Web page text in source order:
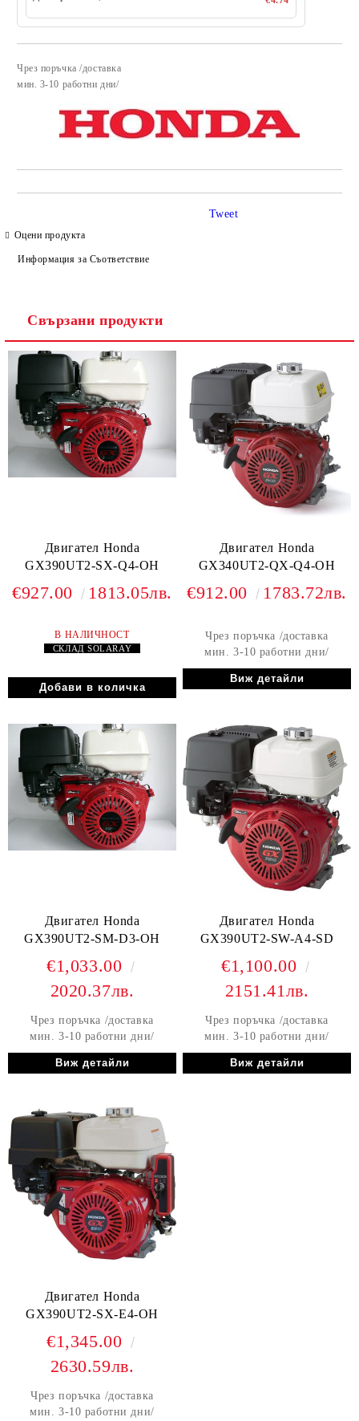
Чрез поръчка /доставка
​мин. 3-10 работни дни/
Оцени продукта
Информация за Съответствие
Tweet
Свързани продукти
Двигател Honda
GX390UT2-SX-Q4-OH
€927.00 1813.05лв.
В НАЛИЧНОСТ
СКЛАДSOLARAY
Двигател Honda
GX340UT2-QX-Q4-OH
€912.00 1783.72лв.
Чрез поръчка /доставка
мин. 3-10 работни дни/
Виж детайли
Двигател Honda
GX390UT2-SM-D3-OH
€1,033.00
2020.37лв.
Чрез поръчка /доставка
мин. 3-10 работни дни/
Виж детайли
Двигател Honda
GX390UT2-SW-A4-SD
€1,100.00
2151.41лв.
Чрез поръчка /доставка
мин. 3-10 работни дни/
Виж детайли
Двигател Honda
GX390UT2-SX-E4-OH
€1,345.00
2630.59лв.
Чрез поръчка /доставка
мин. 3-10 работни дни/